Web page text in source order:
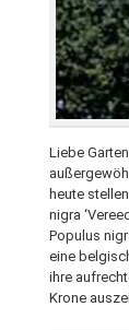
Liebe
heute
nigra
Populus
eine
ihre
Krone